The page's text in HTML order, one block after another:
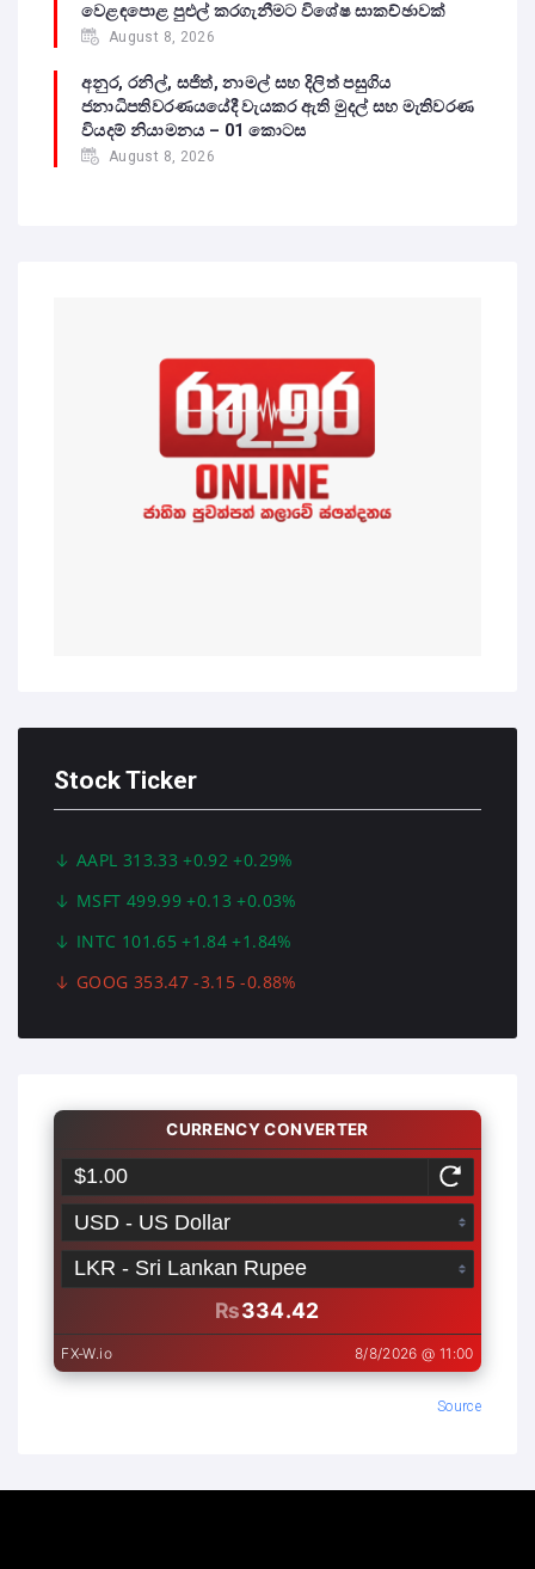
වෙළඳපොළ පුළුල් කරගැනීමට විශේෂ සාකච්ඡාවක්
August 8, 2026
අනුර, රනිල්, සජිත්, නාමල් සහ දිලිත් පසුගිය
ජනාධිපතිවරණයයේදී වැයකර ඇති මුදල් සහ මැතිවරණ
වියදම් නියාමනය – 01 කොටස
August 8, 2026
Stock Ticker
AAPL 313.33 +0.92 +0.29%
MSFT 499.99 +0.13 +0.03%
INTC 101.65 +1.84 +1.84%
GOOG 353.47 -3.15 -0.88%
Source